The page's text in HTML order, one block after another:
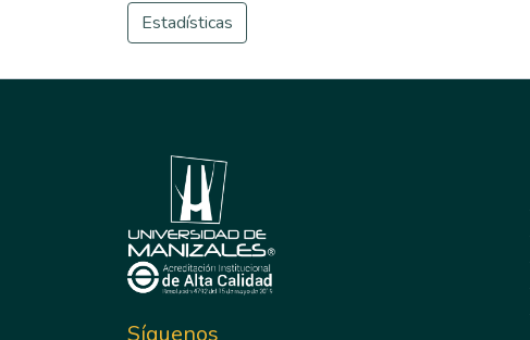
Estadísticas